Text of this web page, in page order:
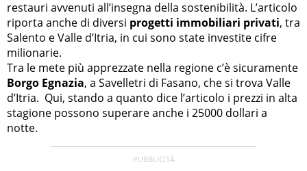
restauri avvenuti all’insegna della sostenibilità. L’articolo
riporta anche di diversi progetti immobiliari privati, tra
Salento e Valle d’Itria, in cui sono state investite cifre
milionarie.
Tra le mete più apprezzate nella regione c’è sicuramente
Borgo Egnazia, a Savelletri di Fasano, che si trova Valle
d’Itria. Qui, stando a quanto dice l’articolo i prezzi in alta
stagione possono superare anche i 25000 dollari a
notte.